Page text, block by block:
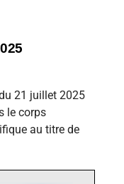
21 juillet 2025
le corps
au titre de